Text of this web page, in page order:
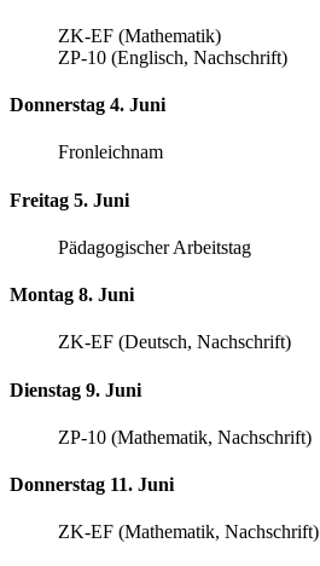
ZK-EF (Mathematik)
ZP-10 (Englisch, Nachschrift)
Donnerstag 4. Juni
Fronleichnam
Freitag 5. Juni
Pädagogischer Arbeitstag
Montag 8. Juni
ZK-EF (Deutsch, Nachschrift)
Dienstag 9. Juni
ZP-10 (Mathematik, Nachschrift)
Donnerstag 11. Juni
ZK-EF (Mathematik, Nachschrift)